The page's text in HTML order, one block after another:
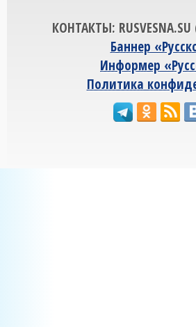
КОНТАКТЫ:
Баннер
Информер
Политика